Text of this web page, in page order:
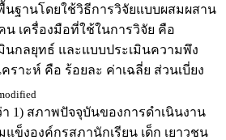
ฐานโดยใช้วิธีการวิจัยแบบผสมผสาน
น เครื่องมือที่ใช้ในการวิจัย คือ
นกลยุทธ์ และแบบประเมินความพึง
ราะห์ คือ ร้อยละ ค่าเฉลี่ย ส่วนเบี่ยง
ภาพปัจจุบันของการดำเนินงาน
ข็งองค์กรสภานักเรียน เด็ก เยาวชน